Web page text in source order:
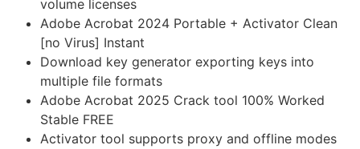
volume licenses
Adobe Acrobat 2024 Portable + Activator Clean
[no Virus] Instant
Download key generator exporting keys into
multiple file formats
Adobe Acrobat 2025 Crack tool 100% Worked
Stable FREE
Activator tool supports proxy and offline modes